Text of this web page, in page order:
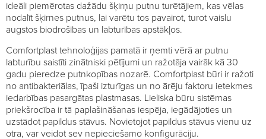
ideāli piemērotas dažādu šķirņu putnu turētājiem, kas vēlas
nodalīt šķirnes putnus, lai varētu tos pavairot, turot vaislu
augstos biodrošības un labturības apstākļos.
Comfortplast tehnoloģijas pamatā ir ņemti vērā ar putnu
labturību saistīti zinātniski pētījumi un ražotāja vairāk kā 30
gadu pieredze putnkopības nozarē. Comfortplast būri ir ražoti
no antibakteriālas, īpaši izturīgas un no ārēju faktoru ietekmes
iedarbības pasargātas plastmasas. Lieliska būru sistēmas
priekšrocība ir tā paplašināšanas iespēja, iegādājoties un
uzstādot papildus stāvus. Novietojot papildus stāvus vienu uz
otra, var veidot sev nepieciešamo konfigurāciju.